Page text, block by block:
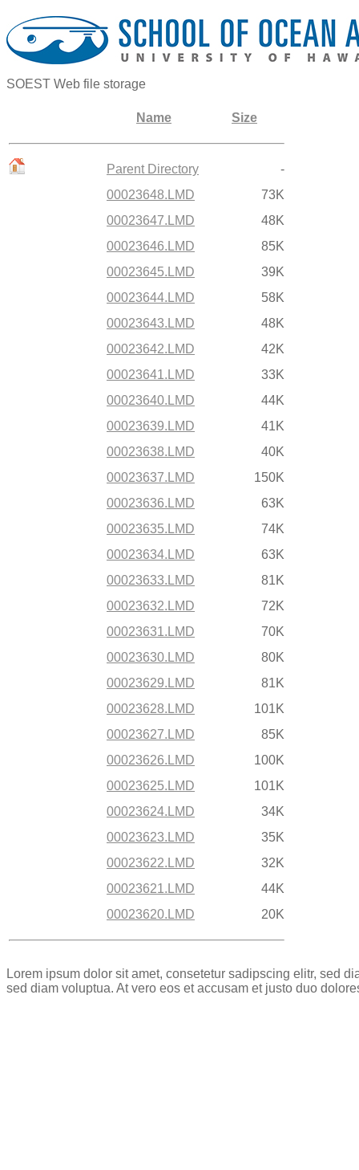
SOEST Web file storage
Name Size
Parent Directory
-
00023648.LMD
73K
00023647.LMD
48K
00023646.LMD
85K
00023645.LMD
39K
00023644.LMD
58K
00023643.LMD
48K
00023642.LMD
42K
00023641.LMD
33K
00023640.LMD
44K
00023639.LMD
41K
00023638.LMD
40K
00023637.LMD
150K
00023636.LMD
63K
00023635.LMD
74K
00023634.LMD
63K
00023633.LMD
81K
00023632.LMD
72K
00023631.LMD
70K
00023630.LMD
80K
00023629.LMD
81K
00023628.LMD
101K
00023627.LMD
85K
00023626.LMD
100K
00023625.LMD
101K
00023624.LMD
34K
00023623.LMD
35K
00023622.LMD
32K
00023621.LMD
44K
00023620.LMD
20K
Lorem ipsum dolor sit amet, consetetur sadipscing elitr, sed
sed diam voluptua. At vero eos et accusam et justo duo